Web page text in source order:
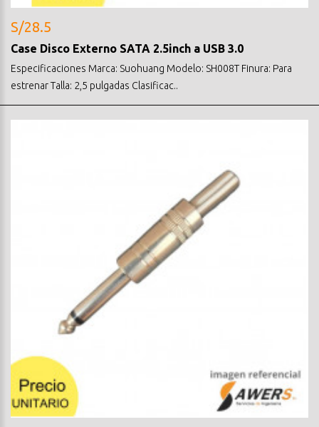
S/28.5
Case Disco Externo SATA 2.5inch a USB 3.0
Especificaciones Marca: Suohuang Modelo: SH008T Finura: Para
estrenar Talla: 2,5 pulgadas Clasificac..